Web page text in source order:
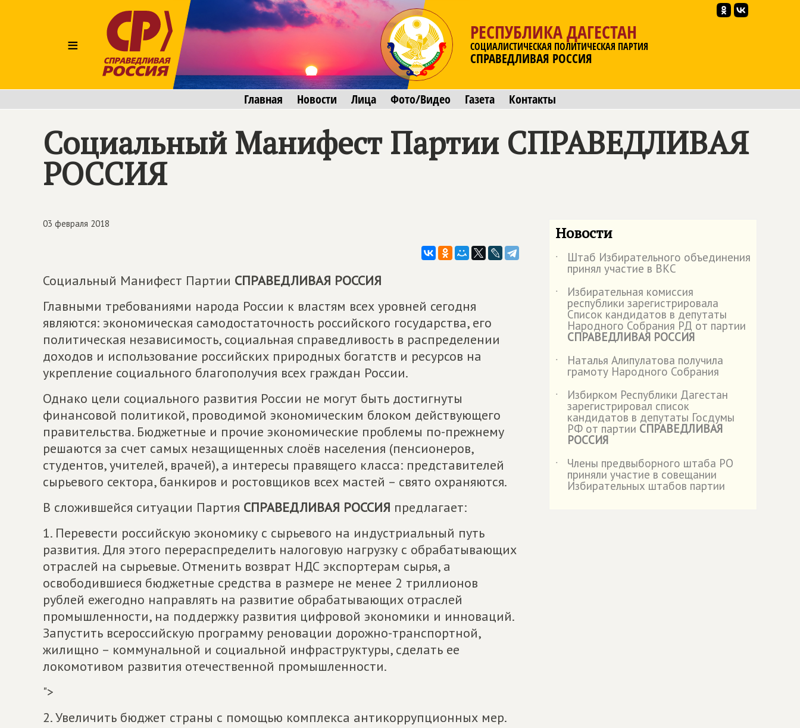
≡
РЕСПУБЛИКА ДАГЕСТАН
СОЦИАЛИСТИЧЕСКАЯ ПОЛИТИЧЕСКАЯ ПАРТИЯ
СПРАВЕДЛИВАЯ РОССИЯ
Главная Новости Лица Фото/Видео Газета Контакты
Социальный Манифест Партии СПРАВЕДЛИВАЯ
РОССИЯ
03 февраля 2018
Социальный Манифест Партии СПРАВЕДЛИВАЯ РОССИЯ
Главными требованиями народа России к властям всех уровней сегодня
являются: экономическая самодостаточность российского государства, его
политическая независимость, социальная справедливость в распределении
доходов и использование российских природных богатств и ресурсов на
укрепление социального благополучия всех граждан России.
Однако цели социального развития России не могут быть достигнуты
финансовой политикой, проводимой экономическим блоком действующего
правительства. Бюджетные и прочие экономические проблемы по-прежнему
решаются за счет самых незащищенных слоёв населения (пенсионеров,
студентов, учителей, врачей), а интересы правящего класса: представителей
сырьевого сектора, банкиров и ростовщиков всех мастей – свято охраняются.
В сложившейся ситуации Партия СПРАВЕДЛИВАЯ РОССИЯ предлагает:
1. Перевести российскую экономику с сырьевого на индустриальный путь
развития. Для этого перераспределить налоговую нагрузку с обрабатывающих
отраслей на сырьевые. Отменить возврат НДС экспортерам сырья, а
освободившиеся бюджетные средства в размере не менее 2 триллионов
рублей ежегодно направлять на развитие обрабатывающих отраслей
промышленности, на поддержку развития цифровой экономики и инноваций.
Запустить всероссийскую программу реновации дорожно-транспортной,
жилищно – коммунальной и социальной инфраструктуры, сделать ее
локомотивом развития отечественной промышленности.
">
2. Увеличить бюджет страны с помощью комплекса антикоррупционных мер.
Новости
˙ Штаб Избирательного объединения
принял участие в ВКС
˙
Избирательная комиссия
республики зарегистрировала
Список кандидатов в депутаты
Народного Собрания РД от партии
СПРАВЕДЛИВАЯ РОССИЯ
˙
Наталья Алипулатова получила
грамоту Народного Собрания
˙
Избирком Республики Дагестан
зарегистрировал список
кандидатов в депутаты Госдумы
РФ от партии СПРАВЕДЛИВАЯ
РОССИЯ
˙
Члены предвыборного штаба РО
приняли участие в совещании
Избирательных штабов партии